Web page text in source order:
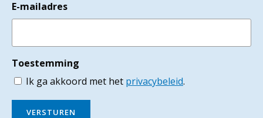
E-mailadres
Toestemming
Ik ga akkoord met het privacybeleid.
VERSTUREN